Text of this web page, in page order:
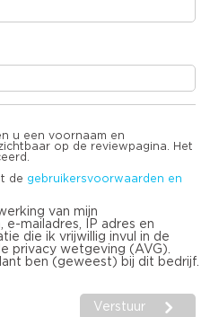
u een voornaam en
op de reviewpagina. Het
de gebruikersvoorwaarden en
van mijn
e-mailadres, IP adres en
die ik vrijwillig invul in de
privacy wetgeving (AVG).
ben (geweest) bij dit bedrijf.
Verstuur